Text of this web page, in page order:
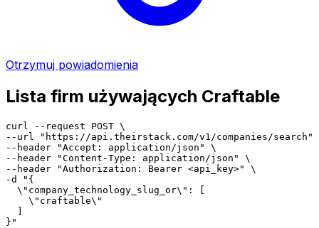
Otrzymuj powiadomienia
Lista firm używających Craftable
curl --request POST \
--url "https://api.theirstack.com/v1/companies/search"
--header "Accept: application/json" \
--header "Content-Type: application/json" \
--header "Authorization: Bearer <api_key>" \
-d "{
  \"company_technology_slug_or\": [
    \"craftable\"
  ]
}"